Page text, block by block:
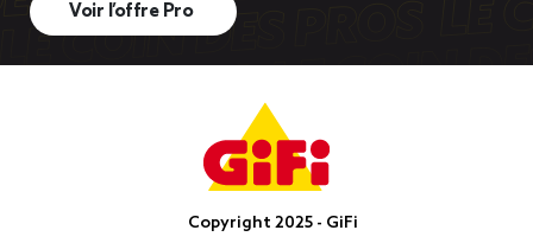
Voir l’offre Pro
Copyright 2025 - GiFi